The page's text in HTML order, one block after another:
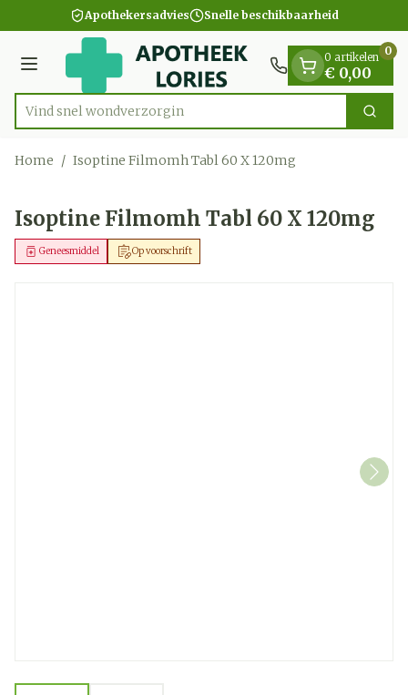
Ga naar de inhoudApothekersadvies Snelle beschikbaarheid
Menu
Product, merk, categorie...
Vind snel won Zoek
0 artikelen
€ 0,00
0
Home / Isoptine Filmomh Tabl 60 X 120mg
Isoptine Filmomh Tabl 60 X 120mg
Op voorschrift
Geneesmiddel